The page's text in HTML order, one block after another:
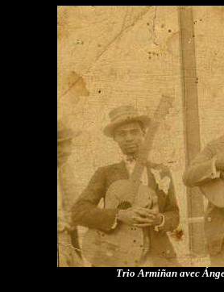
Trio Armiñan avec